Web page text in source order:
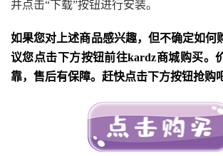
并点击“下载”按钮进行安装。
如果您对上述商品感兴趣，但不确定如何
议您点击下方按钮前往kardz商城购买。
靠，售后有保障。赶快点击下方按钮抢购